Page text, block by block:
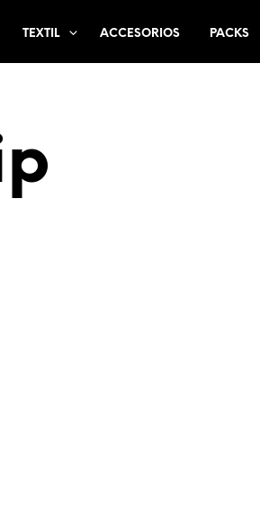
TEXTIL ACCESORIOS PACKS